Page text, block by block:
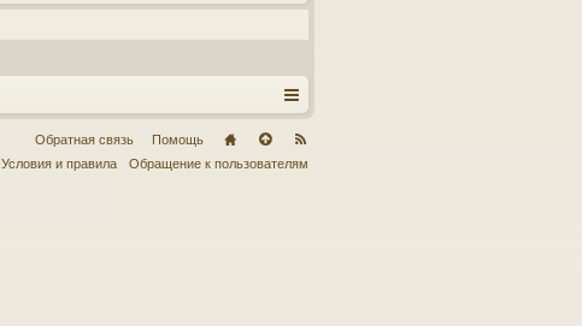
Обратная связь
Помощь
Условия и правила
Обращение к пользователям